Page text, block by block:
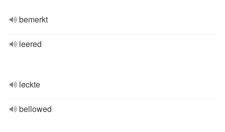
bemerkt
leered
leckte
bellowed